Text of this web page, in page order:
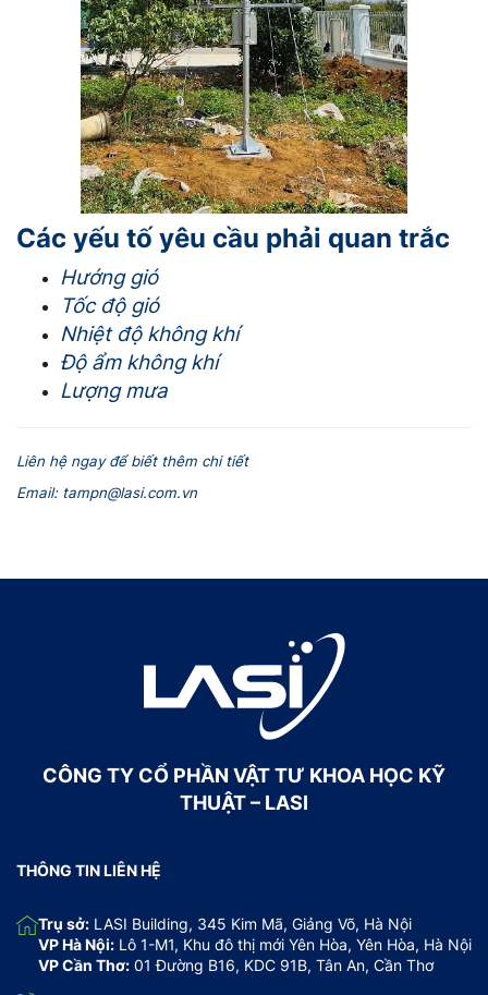
Các yếu tố yêu cầu phải quan trắc
Hướng gió
Tốc độ gió
Nhiệt độ không khí
Độ ẩm không khí
Lượng mưa
Liên hệ ngay để biết thêm chi tiết
Email: tampn@lasi.com.vn
CÔNG TY CỔ PHẦN VẬT TƯ KHOA HỌC KỸ
THUẬT – LASI
THÔNG TIN LIÊN HỆ
Trụ sở: LASI Building, 345 Kim Mã, Giảng Võ, Hà Nội
VP Hà Nội: Lô 1-M1, Khu đô thị mới Yên Hòa, Yên Hòa, Hà Nội
VP Cần Thơ: 01 Đường B16, KDC 91B, Tân An, Cần Thơ